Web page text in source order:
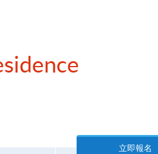
立即報名